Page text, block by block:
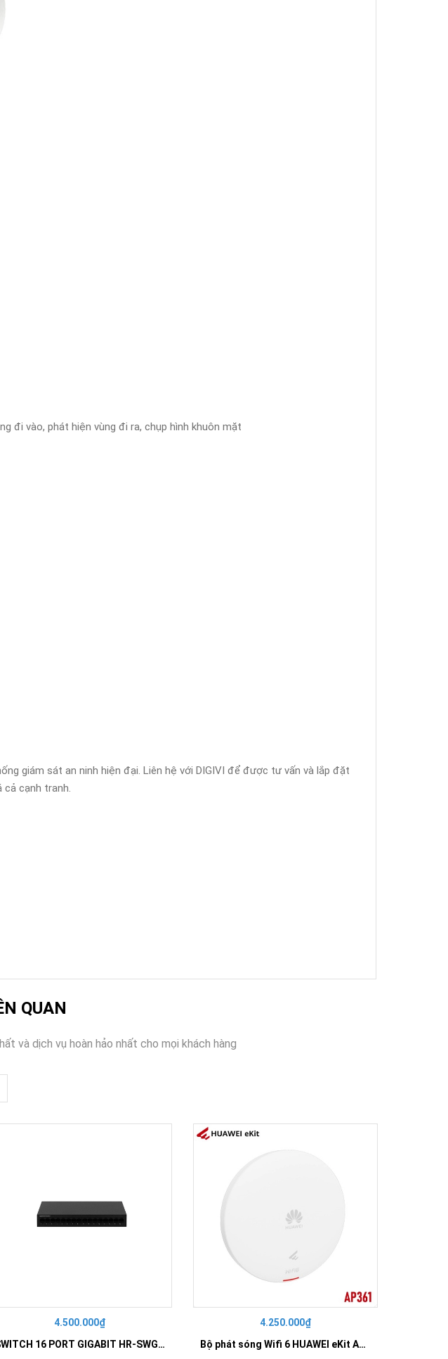
đi vào, phát hiện vùng đi ra, chụp hình khuôn mặt
giám sát an ninh hiện đại. Liên hệ với DIGIVI để được tư vấn và lắp đặt
cả cạnh tranh.
QUAN
và dịch vụ hoàn hảo nhất cho mọi khách hàng
4.500.000₫
SWITCH 16 PORT GIGABIT HR-SWG00160
4.250.000₫
Bộ phát sóng Wifi 6 HUAWEI eKit AP361